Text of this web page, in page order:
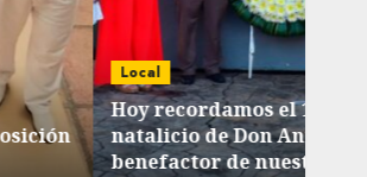
el 129 aniversario del
Antonio Ruiz Galindo,
ciudad.